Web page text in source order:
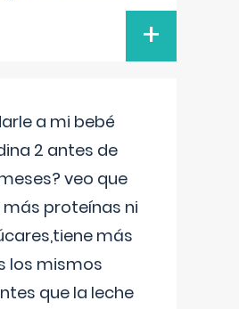
+
a mi bebé
2 antes de
veo que
más proteínas ni
más
los mismos
que la leche